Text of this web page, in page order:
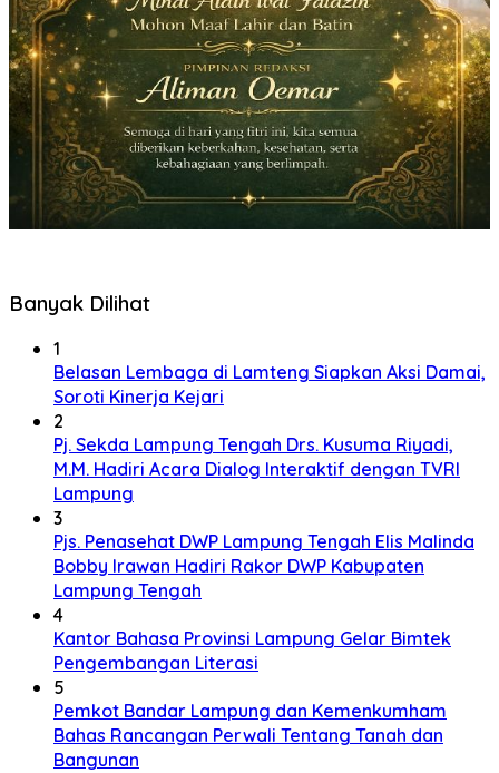
Banyak Dilihat
1
Belasan Lembaga di Lamteng Siapkan Aksi Damai,
Soroti Kinerja Kejari
2
Pj. Sekda Lampung Tengah Drs. Kusuma Riyadi,
M.M. Hadiri Acara Dialog Interaktif dengan TVRI
Lampung
3
Pjs. Penasehat DWP Lampung Tengah Elis Malinda
Bobby Irawan Hadiri Rakor DWP Kabupaten
Lampung Tengah
4
Kantor Bahasa Provinsi Lampung Gelar Bimtek
Pengembangan Literasi
5
Pemkot Bandar Lampung dan Kemenkumham
Bahas Rancangan Perwali Tentang Tanah dan
Bangunan